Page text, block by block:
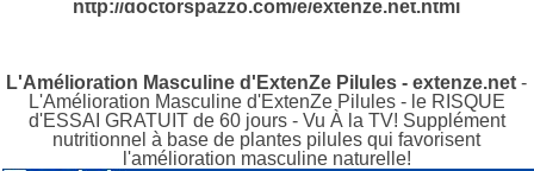
http://doctorspazzo.com/e/extenze.net.html
L'Amélioration Masculine d'ExtenZe Pilules - extenze.net -
L'Amélioration Masculine d'ExtenZe Pilules - le RISQUE
d'ESSAI GRATUIT de 60 jours - Vu À la TV! Supplément
nutritionnel à base de plantes pilules qui favorisent
l'amélioration masculine naturelle!